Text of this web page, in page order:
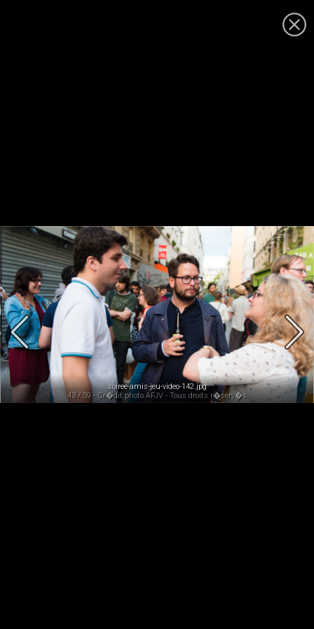
soiree-amis-jeu-video-142.jpg
43 / 59 - Cr�dit photo AFJV - Tous droits r�serv�s